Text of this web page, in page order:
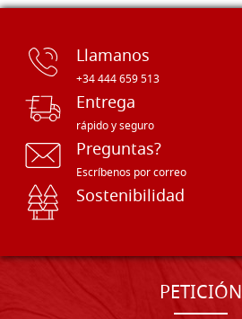
Llamanos
+34 444 659 513
Entrega
rápido y seguro
Preguntas?
Escríbenos por correo
Sostenibilidad
PETICIÓN